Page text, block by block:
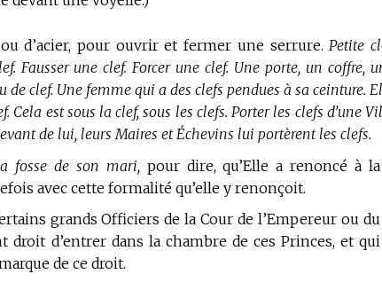
d’acier, pour ouvrir et fermer une serrure. Petite
Fausser une clef. Forcer une clef. Une porte, un coffre,
clef. Une femme qui a des clefs pendues à sa ceinture.
Cela est sous la clef, sous les clefs. Porter les clefs d’une
de lui, leurs Maires et Échevins lui portèrent les clefs.
fosse de son mari, pour dire, qu’Elle a renoncé à la
avec cette formalité qu’elle y renonçoit.
grands Officiers de la Cour de l’Empereur ou du
droit d’entrer dans la chambre de ces Princes, et qui
de ce droit.